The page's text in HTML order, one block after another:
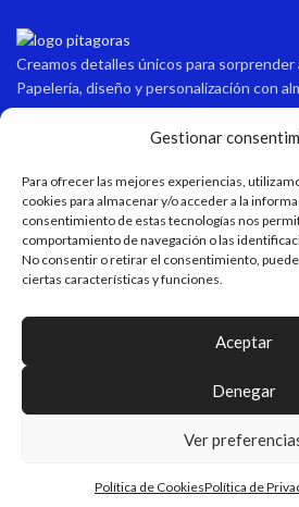
Gestionar
Para ofrecer las mejores experiencias,
cookies para almacenar y/o acceder a la
consentimiento de estas tecnologías nos
comportamiento de navegación o las
No consentir o retirar el consentimiento,
ciertas características y funciones.
Aceptar
Denegar
Ver
Política de CookiesPolítica de
Creamos detalles únicos para sorprender
Papelería, diseño y personalización con
Dirección
Avda sabinal 34, local 10 Roquetas de
Email
+34 611 55 82 77
Horario de apertura
Verano: 9:15-13:45/17:00-21:00